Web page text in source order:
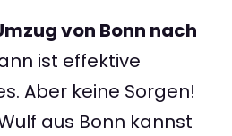
von Bonn nach
ist effektive
Aber keine Sorgen!
aus Bonn kannst